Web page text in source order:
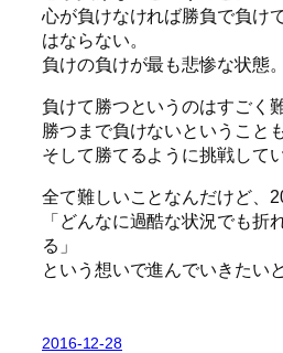
心が負けなければ勝負で負け
はならない。
負けの負けが最も悲惨な状態。
負けて勝つというのはすごく
勝つまで負けないということ
そして勝てるように挑戦して
全て難しいことなんだけど、
「どんなに過酷な状況でも折
る」
という想いで進んでいきたい
2016-12-28